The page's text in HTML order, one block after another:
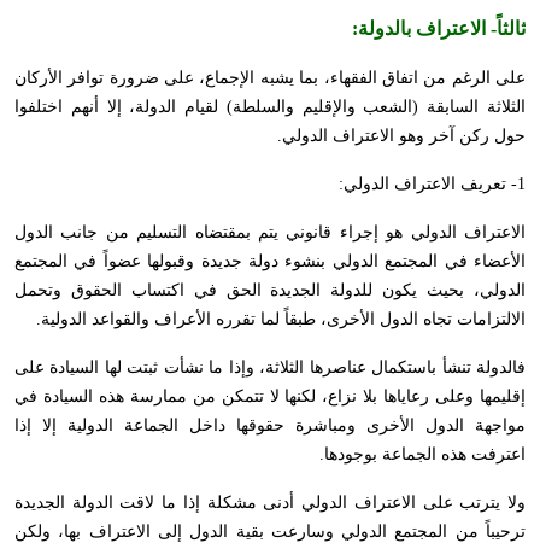
ثالثاً- الاعتراف بالدولة:
على الرغم من اتفاق الفقهاء، بما يشبه الإجماع، على ضرورة توافر الأركان
الثلاثة السابقة (الشعب والإقليم والسلطة) لقيام الدولة، إلا أنهم اختلفوا
حول ركن آخر وهو الاعتراف الدولي.
1- تعريف الاعتراف الدولي:
الاعتراف الدولي هو إجراء قانوني يتم بمقتضاه التسليم من جانب الدول
الأعضاء في المجتمع الدولي بنشوء دولة جديدة وقبولها عضواً في المجتمع
الدولي، بحيث يكون للدولة الجديدة الحق في اكتساب الحقوق وتحمل
الالتزامات تجاه الدول الأخرى، طبقاً لما تقرره الأعراف والقواعد الدولية.
فالدولة تنشأ باستكمال عناصرها الثلاثة، وإذا ما نشأت ثبتت لها السيادة على
إقليمها وعلى رعاياها بلا نزاع، لكنها لا تتمكن من ممارسة هذه السيادة في
مواجهة الدول الأخرى ومباشرة حقوقها داخل الجماعة الدولية إلا إذا
اعترفت هذه الجماعة بوجودها.
ولا يترتب على الاعتراف الدولي أدنى مشكلة إذا ما لاقت الدولة الجديدة
ترحيباً من المجتمع الدولي وسارعت بقية الدول إلى الاعتراف بها، ولكن